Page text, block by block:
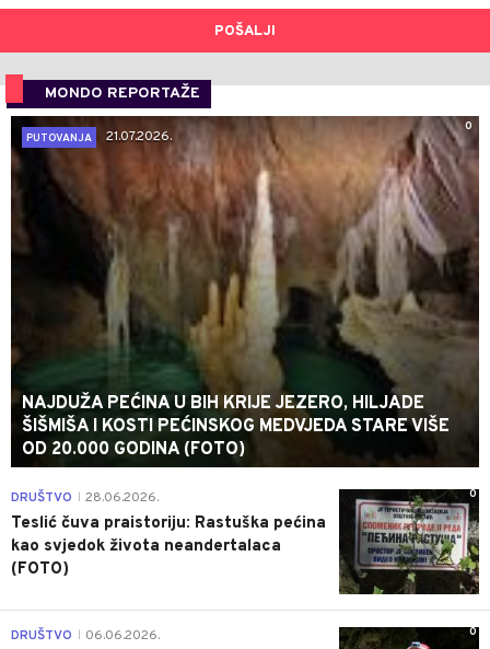
POŠALJI
MONDO REPORTAŽE
0
PUTOVANJA
21.07.2026.
NAJDUŽA PEĆINA U BIH KRIJE JEZERO, HILJADE
ŠIŠMIŠA I KOSTI PEĆINSKOG MEDVJEDA STARE VIŠE
OD 20.000 GODINA (FOTO)
0
DRUŠTVO 28.06.2026.
Teslić čuva praistoriju: Rastuška pećina
kao svjedok života neandertalaca
(FOTO)
0
DRUŠTVO 06.06.2026.